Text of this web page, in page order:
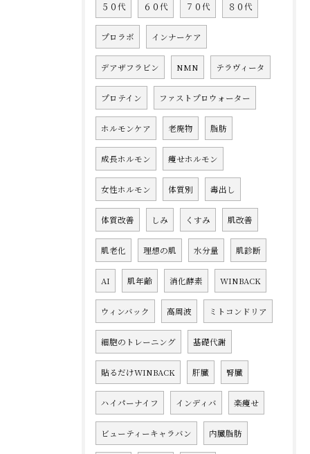
５０代 ６０代 ７０代 ８０代
プロラボ インナーケア
デアザフラビン NMN テラヴィータ
プロテイン ファストプロウォーター
ホルモンケア 老廃物 脂肪
成長ホルモン 痩せホルモン
女性ホルモン 体質別 毒出し
体質改善 しみ くすみ 肌改善
肌老化 理想の肌 水分量 肌診断
AI 肌年齢 消化酵素 WINBACK
ウィンバック 高周波 ミトコンドリア
細胞のトレーニング 基礎代謝
貼るだけWINBACK 肝臓 腎臓
ハイパーナイフ インディバ 楽痩せ
ビューティーキャラバン 内臓脂肪